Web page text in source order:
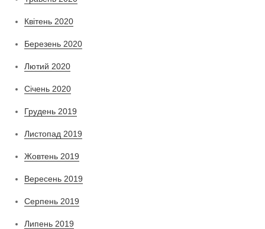
Квітень 2020
Березень 2020
Лютий 2020
Січень 2020
Грудень 2019
Листопад 2019
Жовтень 2019
Вересень 2019
Серпень 2019
Липень 2019